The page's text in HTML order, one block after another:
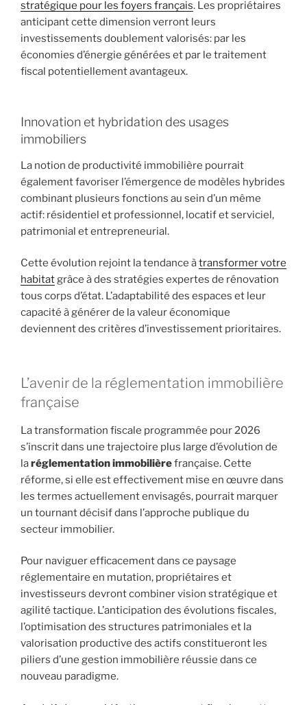
stratégique pour les foyers français. Les propriétaires
anticipant cette dimension verront leurs
investissements doublement valorisés: par les
économies d’énergie générées et par le traitement
fiscal potentiellement avantageux.
Innovation et hybridation des usages
immobiliers
La notion de productivité immobilière pourrait
également favoriser l’émergence de modèles hybrides
combinant plusieurs fonctions au sein d’un même
actif: résidentiel et professionnel, locatif et serviciel,
patrimonial et entrepreneurial.
Cette évolution rejoint la tendance àtransformer votre
habitatgrâce à des stratégies expertes de rénovation
tous corps d’état. L’adaptabilité des espaces et leur
capacité à générer de la valeur économique
deviennent des critères d’investissement prioritaires.
L’avenir de la réglementation immobilière
française
La transformation fiscale programmée pour 2026
s’inscrit dans une trajectoire plus large d’évolution de
laréglementation immobilièrefrançaise. Cette
réforme, si elle est effectivement mise en œuvre dans
les termes actuellement envisagés, pourrait marquer
un tournant décisif dans l’approche publique du
secteur immobilier.
Pour naviguer efficacement dans ce paysage
réglementaire en mutation, propriétaires et
investisseurs devront combiner vision stratégique et
agilité tactique. L’anticipation des évolutions fiscales,
l’optimisation des structures patrimoniales et la
valorisation productive des actifs constitueront les
piliers d’une gestion immobilière réussie dans ce
nouveau paradigme.